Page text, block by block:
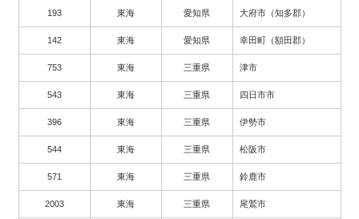
193 東海 愛知県 大府市（知多郡）
142 東海 愛知県 幸田町（額田郡）
753 東海 三重県 津市
543 東海 三重県 四日市市
396 東海 三重県 伊勢市
544 東海 三重県 松阪市
571 東海 三重県 鈴鹿市
2003 東海 三重県 尾鷲市